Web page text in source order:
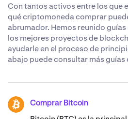
Con tantos activos entre los que
qué criptomoneda comprar
abrumador. Hemos reunido
los mejores proyectos de
ayudarle en el proceso de
abajo puede consultar más guías
BTC Comprar Bitcoin